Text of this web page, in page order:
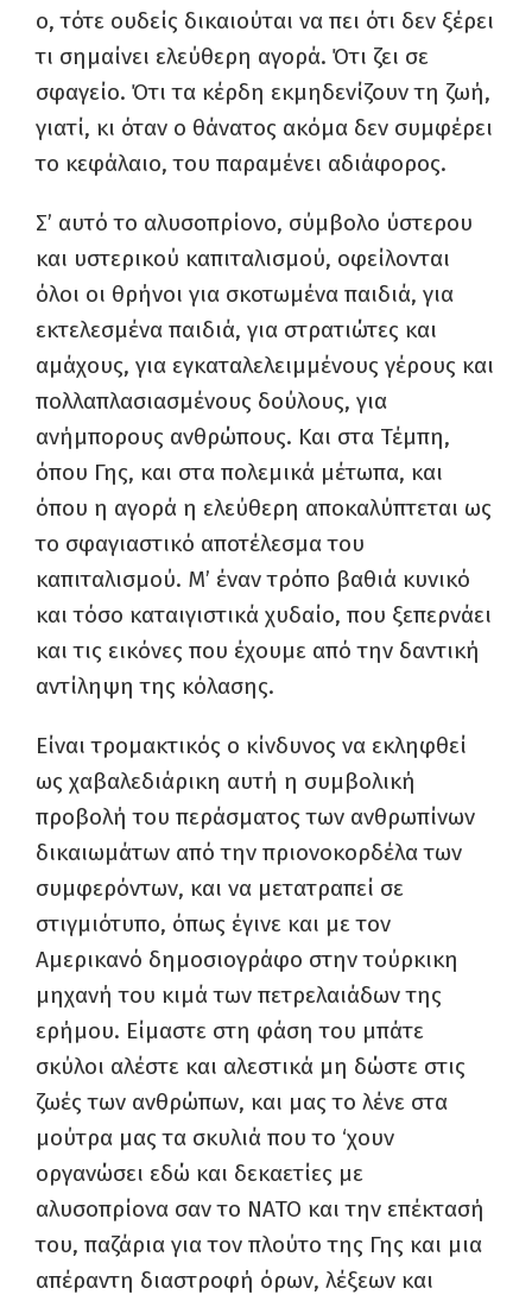
ο, τότε ουδείς δικαιούται να πει ότι δεν ξέρει
τι σημαίνει ελεύθερη αγορά. Ότι ζει σε
σφαγείο. Ότι τα κέρδη εκμηδενίζουν τη ζωή,
γιατί, κι όταν ο θάνατος ακόμα δεν συμφέρει
το κεφάλαιο, του παραμένει αδιάφορος.
Σ’ αυτό το αλυσοπρίονο, σύμβολο ύστερου
και υστερικού καπιταλισμού, οφείλονται
όλοι οι θρήνοι για σκοτωμένα παιδιά, για
εκτελεσμένα παιδιά, για στρατιώτες και
αμάχους, για εγκαταλελειμμένους γέρους και
πολλαπλασιασμένους δούλους, για
ανήμπορους ανθρώπους. Και στα Τέμπη,
όπου Γης, και στα πολεμικά μέτωπα, και
όπου η αγορά η ελεύθερη αποκαλύπτεται ως
το σφαγιαστικό αποτέλεσμα του
καπιταλισμού. Μ’ έναν τρόπο βαθιά κυνικό
και τόσο καταιγιστικά χυδαίο, που ξεπερνάει
και τις εικόνες που έχουμε από την δαντική
αντίληψη της κόλασης.
Είναι τρομακτικός ο κίνδυνος να εκληφθεί
ως χαβαλεδιάρικη αυτή η συμβολική
προβολή του περάσματος των ανθρωπίνων
δικαιωμάτων από την πριονοκορδέλα των
συμφερόντων, και να μετατραπεί σε
στιγμιότυπο, όπως έγινε και με τον
Αμερικανό δημοσιογράφο στην τούρκικη
μηχανή του κιμά των πετρελαιάδων της
ερήμου. Είμαστε στη φάση του μπάτε
σκύλοι αλέστε και αλεστικά μη δώστε στις
ζωές των ανθρώπων, και μας το λένε στα
μούτρα μας τα σκυλιά που το ‘χουν
οργανώσει εδώ και δεκαετίες με
αλυσοπρίονα σαν το ΝΑΤΟ και την επέκτασή
του, παζάρια για τον πλούτο της Γης και μια
απέραντη διαστροφή όρων, λέξεων και